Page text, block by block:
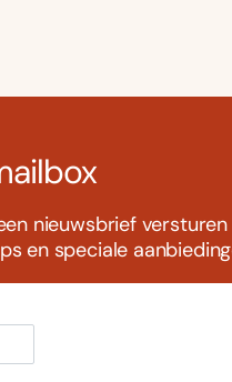
nieuwsbrief
en speciale